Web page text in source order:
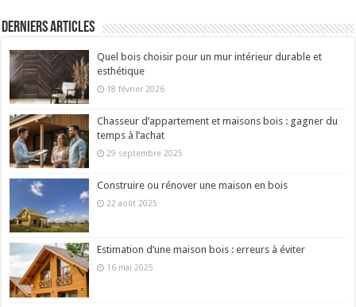
Derniers articles
Quel bois choisir pour un mur intérieur durable et
esthétique
18 février 2026
Chasseur d’appartement et maisons bois : gagner du
temps à l’achat
29 septembre 2025
Construire ou rénover une maison en bois
22 août 2025
Estimation d’une maison bois : erreurs à éviter
16 mai 2025